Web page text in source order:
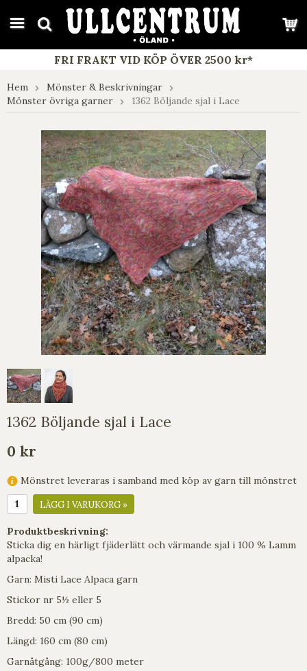
google-site-verification: google7e4b1026db5d9f32.html
FRI FRAKT VID KÖP ÖVER 2500 kr*
Hem
Mönster & Beskrivningar
Mönster övriga garner
1362 Böljande sjal i Lace
1362 Böljande sjal i Lace
0 kr
Mönstret leveraras i samband med köp av garn till mönstret
LÄGG I VARUKORG »
Produktbeskrivning:
Sticka dig en härligt fjäderlätt och värmande sjal i 100 % Lamm
alpacka!
Garn: Misti Lace Alpaca garn
Stickor nr 5½ eller 5
Bredd: 50 cm (90 cm)
Längd: 160 cm (80 cm)
Garnåtgång: 100g/800 meter